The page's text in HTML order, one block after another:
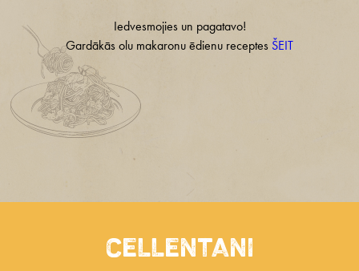
Iedvesmojies un pagatavo!
Gardākās olu makaronu ēdienu receptes ŠEIT
CELLENTANI